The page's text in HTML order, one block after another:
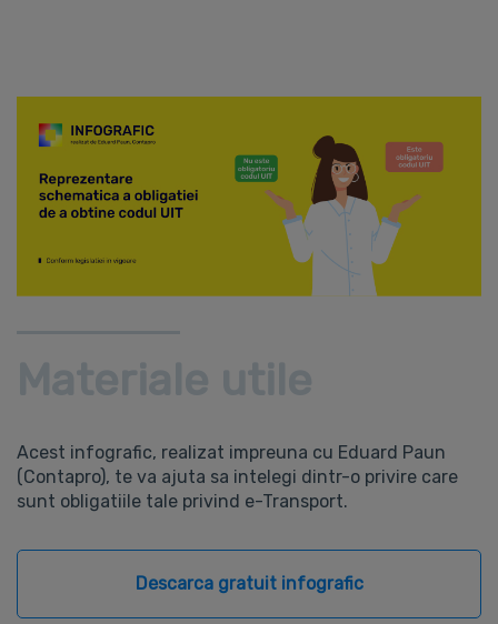
Acest infografic, realizat impreuna cu Eduard Paun
(Contapro), te va ajuta sa intelegi dintr-o privire care
sunt obligatiile tale privind e-Transport.
Descarca gratuit infografic